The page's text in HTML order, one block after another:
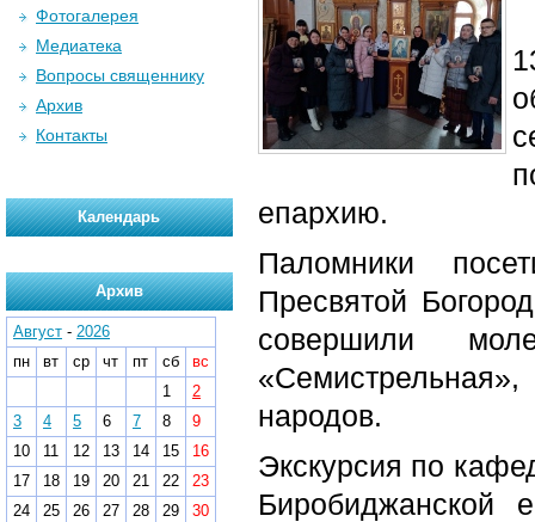
епархию.
Паломники
Пресвятой
совершили
народов.
Экскурсия по
Биробиджанской
Фотогалерея
Медиатека
Вопросы священнику
Архив
Контакты
Календарь
Архив
Август - 2026
пн
вт ср чт пт сб
вс
1
2
3
4 5 6 7 8
9
10
11 12 13 14 15
16
17
18 19 20 21 22
23
24
25 26 27 28 29
30